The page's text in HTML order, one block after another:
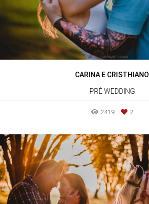
CARINA E CRISTHIANO
PRÉ WEDDING
2419 2